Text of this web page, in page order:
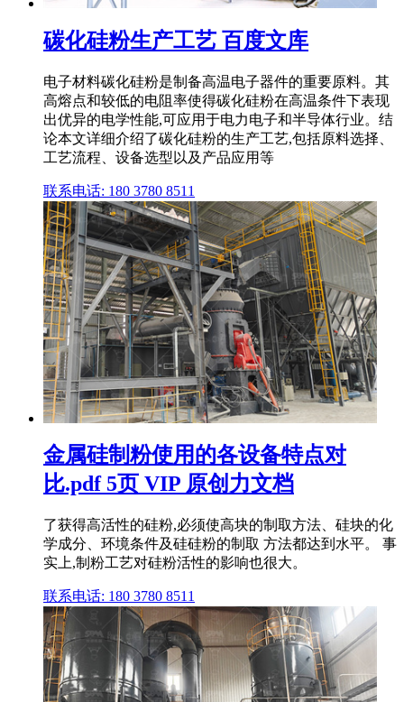
碳化硅粉生产工艺 百度文库
电子材料碳化硅粉是制备高温电子器件的重要原料。其
高熔点和较低的电阻率使得碳化硅粉在高温条件下表现
出优异的电学性能,可应用于电力电子和半导体行业。结
论本文详细介绍了碳化硅粉的生产工艺,包括原料选择、
工艺流程、设备选型以及产品应用等
联系电话: 180 3780 8511
金属硅制粉使用的各设备特点对
比.pdf 5页 VIP 原创力文档
了获得高活性的硅粉,必须使高块的制取方法、硅块的化
学成分、环境条件及硅硅粉的制取 方法都达到水平。 事
实上,制粉工艺对硅粉活性的影响也很大。
联系电话: 180 3780 8511